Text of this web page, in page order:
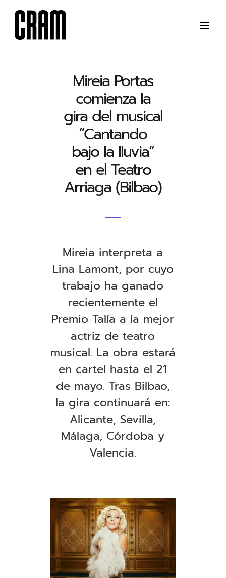
contenido
Mireia Portas
comienza la
gira del musical
“Cantando
bajo la lluvia”
en el Teatro
Arriaga (Bilbao)
Mireia interpreta a
Lina Lamont, por cuyo
trabajo ha ganado
recientemente el
Premio Talía a la mejor
actriz de teatro
musical. La obra estará
en cartel hasta el 21
de mayo. Tras Bilbao,
la gira continuará en:
Alicante, Sevilla,
Málaga, Córdoba y
Valencia.